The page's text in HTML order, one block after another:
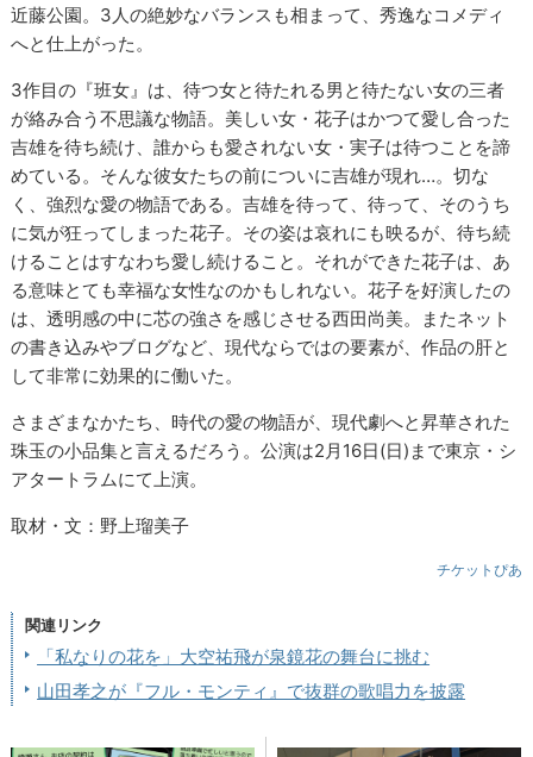
近藤公園。3人の絶妙なバランスも相まって、秀逸なコメディ
へと仕上がった。
3作目の『班女』は、待つ女と待たれる男と待たない女の三者
が絡み合う不思議な物語。美しい女・花子はかつて愛し合った
吉雄を待ち続け、誰からも愛されない女・実子は待つことを諦
めている。そんな彼女たちの前についに吉雄が現れ…。切な
く、強烈な愛の物語である。吉雄を待って、待って、そのうち
に気が狂ってしまった花子。その姿は哀れにも映るが、待ち続
けることはすなわち愛し続けること。それができた花子は、あ
る意味とても幸福な女性なのかもしれない。花子を好演したの
は、透明感の中に芯の強さを感じさせる西田尚美。またネット
の書き込みやブログなど、現代ならではの要素が、作品の肝と
して非常に効果的に働いた。
さまざまなかたち、時代の愛の物語が、現代劇へと昇華された
珠玉の小品集と言えるだろう。公演は2月16日(日)まで東京・シ
アタートラムにて上演。
取材・文：野上瑠美子
チケットぴあ
関連リンク
「私なりの花を」大空祐飛が泉鏡花の舞台に挑む
山田孝之が『フル・モンティ』で抜群の歌唱力を披露